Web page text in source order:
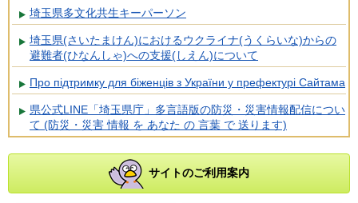
埼玉県多文化共生キーパーソン
埼玉県(さいたまけん)におけるウクライナ(うくらいな)からの
避難者(ひなんしゃ)への支援(しえん)について
Про підтримку для біженців з України у префектурі Сайтама
県公式LINE「埼玉県庁」多言語版の防災・災害情報配信につい
て (防災・災害 情報 を あなた の 言葉 で 送ります)
サイトのご利用案内